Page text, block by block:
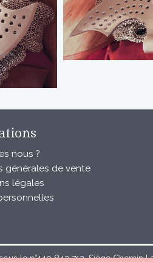
nous ?
générales de vente
légales
le n°440 843 712. Siège Chemin